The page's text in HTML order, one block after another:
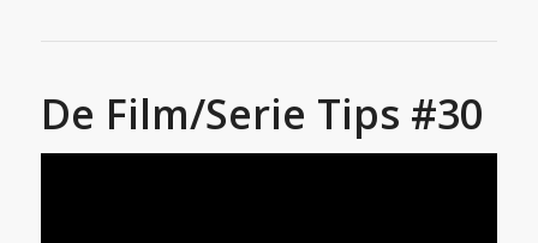
De Film/Serie Tips #30